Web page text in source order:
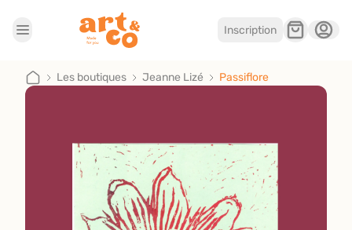
Inscription
Les boutiques
Je suis artisan
Les boutiques Jeanne Lizé Passiflore